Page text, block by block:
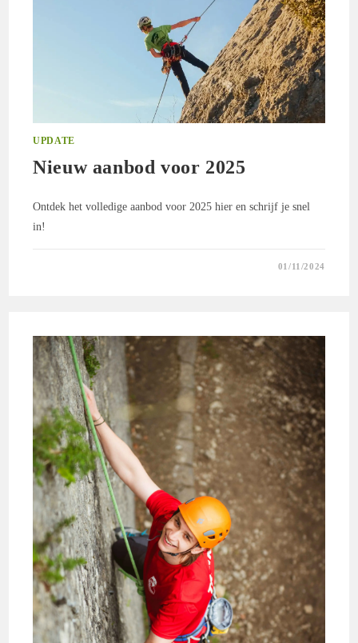
UPDATE
Nieuw aanbod voor 2025
Ontdek het volledige aanbod voor 2025 hier en schrijf je snel
in!
01/11/2024